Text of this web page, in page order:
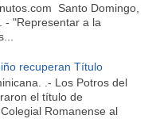
Santo Domingo,
- "Representar a la
recuperan Título
.- Los Potros del
el título de
Romanense al